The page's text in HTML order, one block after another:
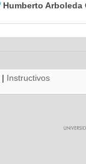
Humberto Arboleda
| Instructivos